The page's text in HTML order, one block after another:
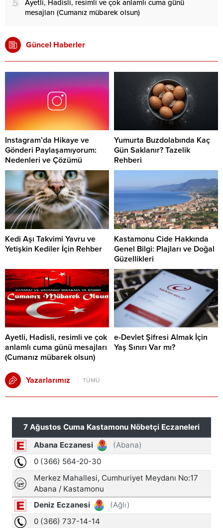
5
Ayetli, Hadisli, resimli ve çok anlamlı cuma günü
mesajları (Cumanız mübarek olsun)
Güncel Haberler
Instagram’da Hikaye ve
Gönderi Paylaşamıyorum:
Nedenleri ve Çözümü
Yumurta Buzdolabında Kaç
Gün Saklanır? Tazelik
Rehberi
Kedi Aşı Takvimi Yavru ve
Yetişkin Kediler İçin Rehber
Kastamonu Cide Hakkında
Genel Bilgi: Plajları ve Doğal
Güzellikleri
Ayetli, Hadisli, resimli ve çok
anlamlı cuma günü mesajları
(Cumanız mübarek olsun)
e-Devlet Şifresi Almak İçin
Yaş Sınırı Var mı?
Yazarlarımız TÜMÜ